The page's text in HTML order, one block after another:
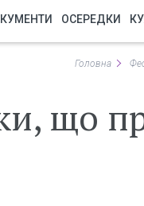
ОСЕРЕДКИ
Головна
що